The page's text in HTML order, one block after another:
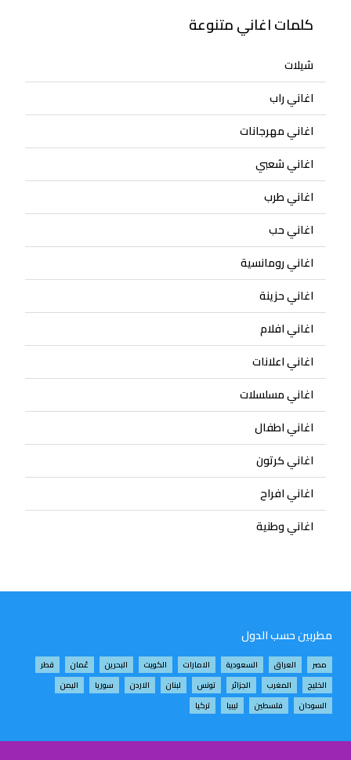
كلمات اغاني متنوعة
شيلات
اغاني راب
اغاني مهرجانات
اغاني شعبي
اغاني طرب
اغاني حب
اغاني رومانسية
اغاني حزينة
اغاني افلام
اغاني اعلانات
اغاني مسلسلات
اغاني اطفال
اغاني كرتون
اغاني افراح
اغاني وطنية
مطربين حسب الدول
مصر العراق السعودية الامارات الكويت البحرين عُمان
قطر
الخليج
المغرب الجزائر تونس لبنان الاردن سوريا
اليمن
السودان
فلسطين ليبيا تركيا